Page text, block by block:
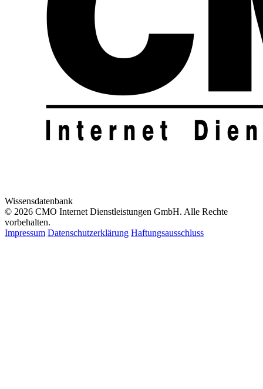
Wissensdatenbank
© 2026 CMO Internet Dienstleistungen GmbH. Alle Rechte
vorbehalten.
Impressum Datenschutzerklärung Haftungsausschluss